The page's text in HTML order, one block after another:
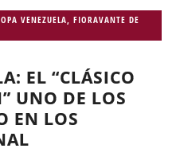
VENEZUELA
FIORAVANTE DE
EL “CLÁSICO
UNO DE LOS
EN LOS